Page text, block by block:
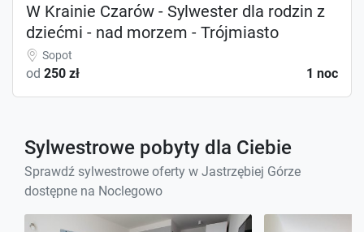
W Krainie Czarów - Sylwester dla rodzin z
dziećmi - nad morzem - Trójmiasto
Sopot
od 250 zł 1 noc
Sylwestrowe pobyty dla Ciebie
Sprawdź sylwestrowe oferty w Jastrzębiej Górze
dostępne na Noclegowo